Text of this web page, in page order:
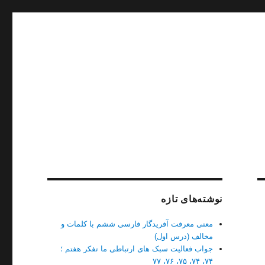
نوشته‌های تازه
معنی معرفت آفریدگار فارسی ششم با کلمات و
مخالف (درس اول)
جواب فعالیت سبک های ارتباطی ما تفکر هفتم ؛
۷۴، ۷۴، ۷۵، ۷۶، ۷۷